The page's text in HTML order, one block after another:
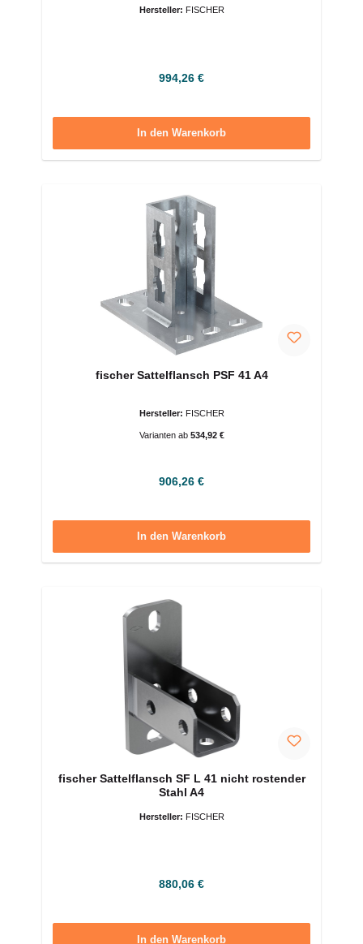
Hersteller: FISCHER
Regulärer Preis:
994,26 €
In den Warenkorb
fischer Sattelflansch PSF 41 A4
Hersteller: FISCHER
Varianten ab534,92 €
Regulärer Preis:
906,26 €
In den Warenkorb
fischer Sattelflansch SF L 41 nicht rostender
Stahl A4
Hersteller: FISCHER
Regulärer Preis:
880,06 €
In den Warenkorb